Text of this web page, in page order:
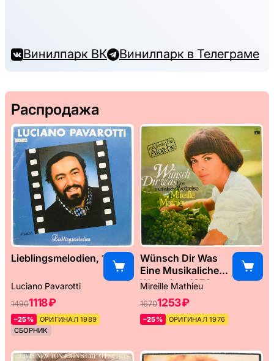
Винилпарк ВК Винилпарк в Телеграме
Распродажа
Lieblingsmelodien, 1989
Luciano Pavarotti
14901118 ₽
–25%
ОРИГИНАЛ 1989
СБОРНИК
Wünsch Dir Was
Eine Musikaliche
Weltreise, 1976
Mireille Mathieu
16701253 ₽
–25% ОРИГИНАЛ 1976